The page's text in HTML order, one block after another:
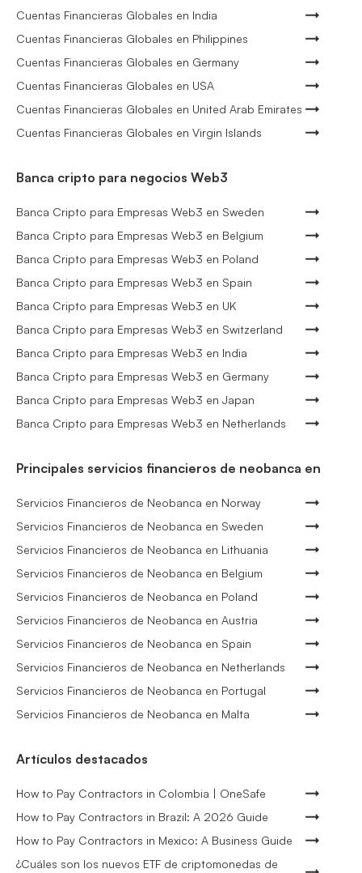
Cuentas Financieras Globales en India
Cuentas Financieras Globales en Philippines
Cuentas Financieras Globales en Germany
Cuentas Financieras Globales en USA
Cuentas Financieras Globales en United Arab Emirates
Cuentas Financieras Globales en Virgin Islands
Banca cripto para negocios Web3
Banca Cripto para Empresas Web3 en Sweden
Banca Cripto para Empresas Web3 en Belgium
Banca Cripto para Empresas Web3 en Poland
Banca Cripto para Empresas Web3 en Spain
Banca Cripto para Empresas Web3 en UK
Banca Cripto para Empresas Web3 en Switzerland
Banca Cripto para Empresas Web3 en India
Banca Cripto para Empresas Web3 en Germany
Banca Cripto para Empresas Web3 en Japan
Banca Cripto para Empresas Web3 en Netherlands
Principales servicios financieros de neobanca en
Servicios Financieros de Neobanca en Norway
Servicios Financieros de Neobanca en Sweden
Servicios Financieros de Neobanca en Lithuania
Servicios Financieros de Neobanca en Belgium
Servicios Financieros de Neobanca en Poland
Servicios Financieros de Neobanca en Austria
Servicios Financieros de Neobanca en Spain
Servicios Financieros de Neobanca en Netherlands
Servicios Financieros de Neobanca en Portugal
Servicios Financieros de Neobanca en Malta
Artículos destacados
How to Pay Contractors in Colombia | OneSafe
How to Pay Contractors in Brazil: A 2026 Guide
How to Pay Contractors in Mexico: A Business Guide
¿Cuáles son los nuevos ETF de criptomonedas de